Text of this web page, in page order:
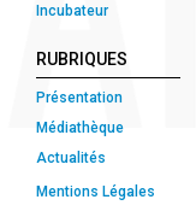
Incubateur
RUBRIQUES
Présentation
Médiathèque
Actualités
Mentions Légales